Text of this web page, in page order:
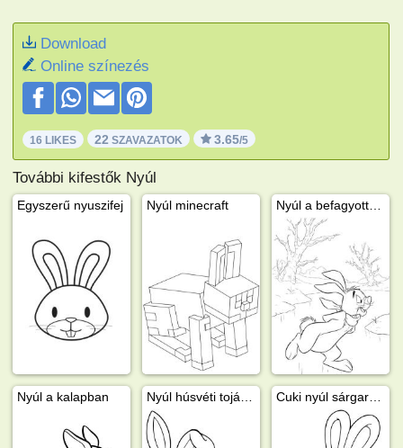
Download
Online színezés
16 LIKES 22 SZAVAZATOK 3.65/5
További kifestők Nyúl
Egyszerű nyuszifej Nyúl minecraft
Nyúl a kalapban